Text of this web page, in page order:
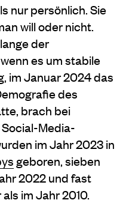
nur persönlich. Sie
will oder nicht.
der
es um stabile
im Januar 2024 das
des
brach bei
Media-
im Jahr 2023 in
geboren, sieben
2022 und fast
im Jahr 2010.